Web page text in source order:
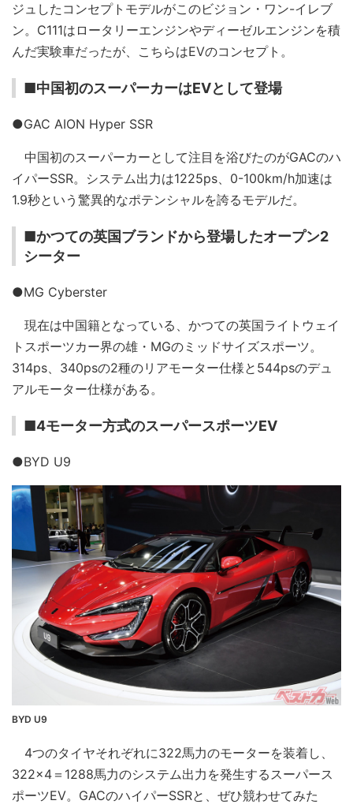
ジュしたコンセプトモデルがこのビジョン・ワン-イレブ
ン。C111はロータリーエンジンやディーゼルエンジンを積
んだ実験車だったが、こちらはEVのコンセプト。
■中国初のスーパーカーはEVとして登場
●GAC AION Hyper SSR
中国初のスーパーカーとして注目を浴びたのがGACのハ
イパーSSR。システム出力は1225ps、0-100km/h加速は
1.9秒という驚異的なポテンシャルを誇るモデルだ。
■かつての英国ブランドから登場したオープン2
シーター
●MG Cyberster
現在は中国籍となっている、かつての英国ライトウェイ
トスポーツカー界の雄・MGのミッドサイズスポーツ。
314ps、340psの2種のリアモーター仕様と544psのデュ
アルモーター仕様がある。
■4モーター方式のスーパースポーツEV
●BYD U9
BYD U9
4つのタイヤそれぞれに322馬力のモーターを装着し、
322×4＝1288馬力のシステム出力を発生するスーパース
ポーツEV。GACのハイパーSSRと、ぜひ競わせてみた